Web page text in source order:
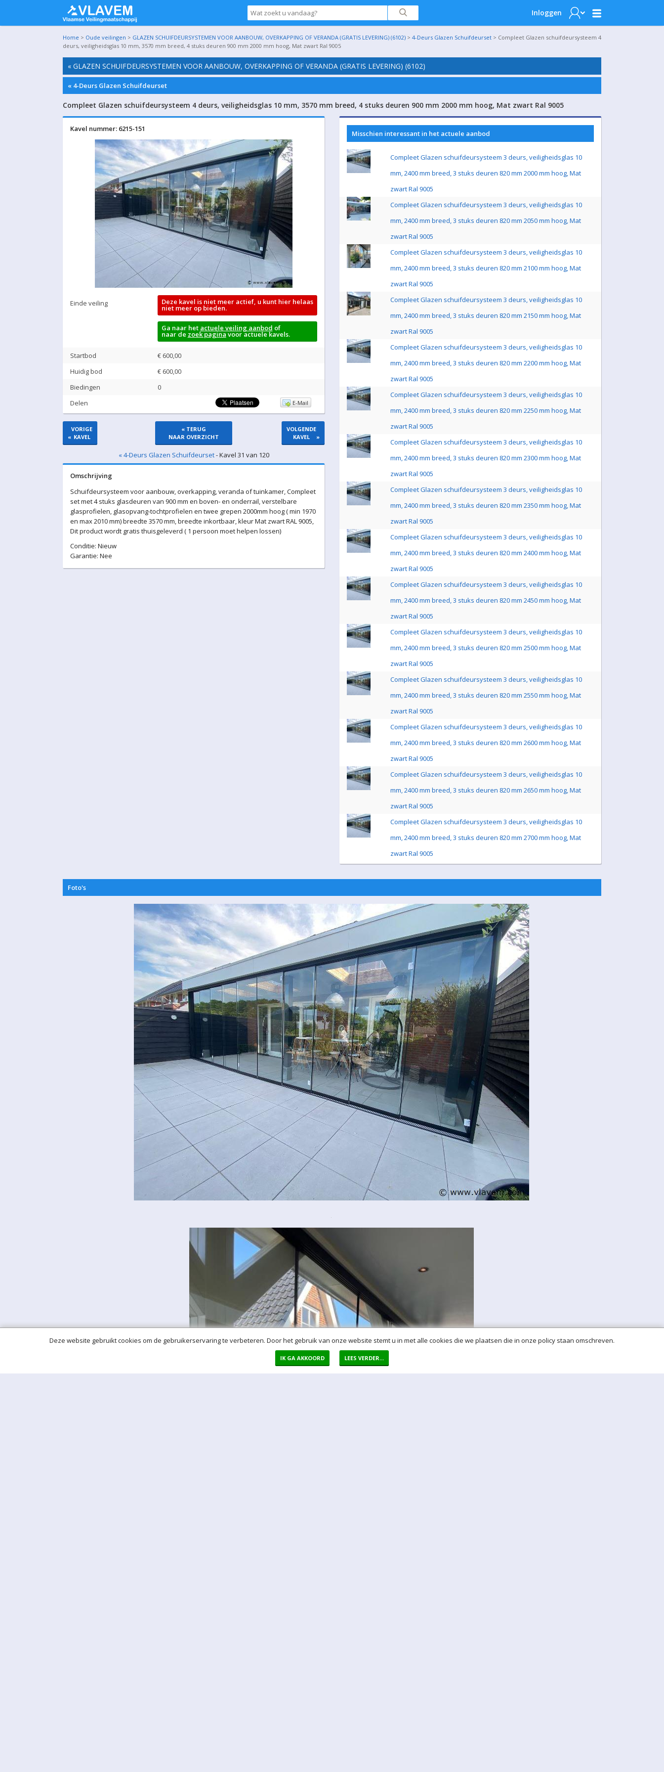
Inloggen
Home > Oude veilingen > GLAZEN SCHUIFDEURSYSTEMEN VOOR AANBOUW, OVERKAPPING OF VERANDA (GRATIS LEVERING) (6102) > 4-Deurs Glazen Schuifdeurset > Compleet Glazen schuifdeursysteem 4
deurs, veiligheidsglas 10 mm, 3570 mm breed, 4 stuks deuren 900 mm 2000 mm hoog, Mat zwart Ral 9005
« GLAZEN SCHUIFDEURSYSTEMEN VOOR AANBOUW, OVERKAPPING OF VERANDA (GRATIS LEVERING) (6102)
« 4-Deurs Glazen Schuifdeurset
Compleet Glazen schuifdeursysteem 4 deurs, veiligheidsglas 10 mm, 3570 mm breed, 4 stuks deuren 900 mm 2000 mm hoog, Mat zwart Ral 9005
Kavel nummer: 6215-151
Einde veiling Deze kavel is niet meer actief, u kunt hier helaas
niet meer op bieden.
Ga naar het actuele veiling aanbod of
naar de zoek paginavoor actuele kavels.
Startbod
€ 600,00
Huidig bod
€ 600,00
Biedingen
0
Delen
E-Mail
«
VORIGE
KAVEL
« TERUG
NAAR OVERZICHT
VOLGENDE
KAVEL
»
« 4-Deurs Glazen Schuifdeurset- Kavel 31 van 120
Omschrijving
Schuifdeursysteem voor aanbouw, overkapping, veranda of tuinkamer, Compleet
set met 4 stuks glasdeuren van 900 mm en boven- en onderrail, verstelbare
glasprofielen, glasopvang-tochtprofielen en twee grepen 2000mm hoog ( min 1970
en max 2010 mm) breedte 3570 mm, breedte inkortbaar, kleur Mat zwart RAL 9005,
Dit product wordt gratis thuisgeleverd ( 1 persoon moet helpen lossen)
Conditie: Nieuw
Garantie: Nee
Misschien interessant in het actuele aanbod
Compleet Glazen schuifdeursysteem 3 deurs, veiligheidsglas 10
mm, 2400 mm breed, 3 stuks deuren 820 mm 2000 mm hoog, Mat
zwart Ral 9005
Compleet Glazen schuifdeursysteem 3 deurs, veiligheidsglas 10
mm, 2400 mm breed, 3 stuks deuren 820 mm 2050 mm hoog, Mat
zwart Ral 9005
Compleet Glazen schuifdeursysteem 3 deurs, veiligheidsglas 10
mm, 2400 mm breed, 3 stuks deuren 820 mm 2100 mm hoog, Mat
zwart Ral 9005
Compleet Glazen schuifdeursysteem 3 deurs, veiligheidsglas 10
mm, 2400 mm breed, 3 stuks deuren 820 mm 2150 mm hoog, Mat
zwart Ral 9005
Compleet Glazen schuifdeursysteem 3 deurs, veiligheidsglas 10
mm, 2400 mm breed, 3 stuks deuren 820 mm 2200 mm hoog, Mat
zwart Ral 9005
Compleet Glazen schuifdeursysteem 3 deurs, veiligheidsglas 10
mm, 2400 mm breed, 3 stuks deuren 820 mm 2250 mm hoog, Mat
zwart Ral 9005
Compleet Glazen schuifdeursysteem 3 deurs, veiligheidsglas 10
mm, 2400 mm breed, 3 stuks deuren 820 mm 2300 mm hoog, Mat
zwart Ral 9005
Compleet Glazen schuifdeursysteem 3 deurs, veiligheidsglas 10
mm, 2400 mm breed, 3 stuks deuren 820 mm 2350 mm hoog, Mat
zwart Ral 9005
Compleet Glazen schuifdeursysteem 3 deurs, veiligheidsglas 10
mm, 2400 mm breed, 3 stuks deuren 820 mm 2400 mm hoog, Mat
zwart Ral 9005
Compleet Glazen schuifdeursysteem 3 deurs, veiligheidsglas 10
mm, 2400 mm breed, 3 stuks deuren 820 mm 2450 mm hoog, Mat
zwart Ral 9005
Compleet Glazen schuifdeursysteem 3 deurs, veiligheidsglas 10
mm, 2400 mm breed, 3 stuks deuren 820 mm 2500 mm hoog, Mat
zwart Ral 9005
Compleet Glazen schuifdeursysteem 3 deurs, veiligheidsglas 10
mm, 2400 mm breed, 3 stuks deuren 820 mm 2550 mm hoog, Mat
zwart Ral 9005
Compleet Glazen schuifdeursysteem 3 deurs, veiligheidsglas 10
mm, 2400 mm breed, 3 stuks deuren 820 mm 2600 mm hoog, Mat
zwart Ral 9005
Compleet Glazen schuifdeursysteem 3 deurs, veiligheidsglas 10
mm, 2400 mm breed, 3 stuks deuren 820 mm 2650 mm hoog, Mat
zwart Ral 9005
Compleet Glazen schuifdeursysteem 3 deurs, veiligheidsglas 10
mm, 2400 mm breed, 3 stuks deuren 820 mm 2700 mm hoog, Mat
zwart Ral 9005
Foto's
Deze website gebruikt cookies om de gebruikerservaring te verbeteren. Door het gebruik van onze website stemt u in met alle cookies die we plaatsen die in onze policy staan omschreven.
IK GA AKKOORD LEES VERDER...